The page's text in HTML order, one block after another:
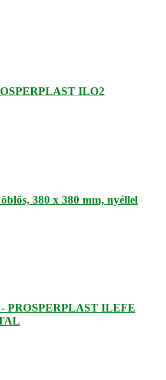
ILO2
380 x 380 mm, nyéllel
PROSPERPLAST ILEFE